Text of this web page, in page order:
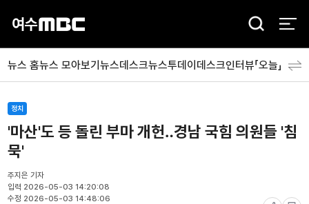
검
뉴스 홈뉴스 모아보기뉴스데스크뉴스투데이데스크인터뷰「오늘」 분야
정치
'마산'도 등 돌린 부마 개헌‥경남 국힘 의원들 '침
묵'
주지은 기자
입력 2026-05-03 14:20:08
수정 2026-05-03 14:48:06